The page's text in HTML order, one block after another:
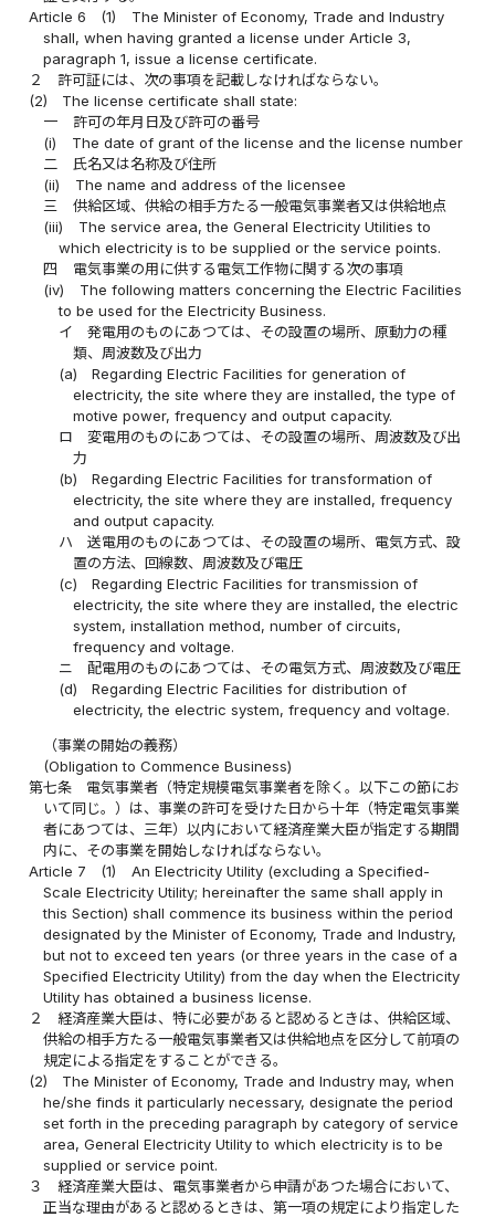
Article 6
(1)
The Minister of Economy, Trade and Industry
shall, when having granted a license under Article 3,
paragraph 1, issue a license certificate.
２
許可証には、次の事項を記載しなければならない。
(2)
The license certificate shall state:
一
許可の年月日及び許可の番号
(i)
The date of grant of the license and the license number
二
氏名又は名称及び住所
(ii)
The name and address of the licensee
三
供給区域、供給の相手方たる一般電気事業者又は供給地点
(iii)
The service area, the General Electricity Utilities to
which electricity is to be supplied or the service points.
四
電気事業の用に供する電気工作物に関する次の事項
(iv)
The following matters concerning the Electric Facilities
to be used for the Electricity Business.
イ
発電用のものにあつては、その設置の場所、原動力の種
類、周波数及び出力
(a)
Regarding Electric Facilities for generation of
electricity, the site where they are installed, the type of
motive power, frequency and output capacity.
ロ
変電用のものにあつては、その設置の場所、周波数及び出
力
(b)
Regarding Electric Facilities for transformation of
electricity, the site where they are installed, frequency
and output capacity.
ハ
送電用のものにあつては、その設置の場所、電気方式、設
置の方法、回線数、周波数及び電圧
(c)
Regarding Electric Facilities for transmission of
electricity, the site where they are installed, the electric
system, installation method, number of circuits,
frequency and voltage.
ニ
配電用のものにあつては、その電気方式、周波数及び電圧
(d)
Regarding Electric Facilities for distribution of
electricity, the electric system, frequency and voltage.
（事業の開始の義務）
(Obligation to Commence Business)
第七条
電気事業者（特定規模電気事業者を除く。以下この節にお
いて同じ。）は、事業の許可を受けた日から十年（特定電気事業
者にあつては、三年）以内において経済産業大臣が指定する期間
内に、その事業を開始しなければならない。
Article 7
(1)
An Electricity Utility (excluding a Specified-
Scale Electricity Utility; hereinafter the same shall apply in
this Section) shall commence its business within the period
designated by the Minister of Economy, Trade and Industry,
but not to exceed ten years (or three years in the case of a
Specified Electricity Utility) from the day when the Electricity
Utility has obtained a business license.
２
経済産業大臣は、特に必要があると認めるときは、供給区域、
供給の相手方たる一般電気事業者又は供給地点を区分して前項の
規定による指定をすることができる。
(2)
The Minister of Economy, Trade and Industry may, when
he/she finds it particularly necessary, designate the period
set forth in the preceding paragraph by category of service
area, General Electricity Utility to which electricity is to be
supplied or service point.
３
経済産業大臣は、電気事業者から申請があつた場合において、
正当な理由があると認めるときは、第一項の規定により指定した